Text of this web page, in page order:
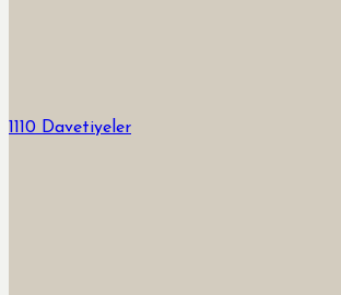
1110 Davetiyeler